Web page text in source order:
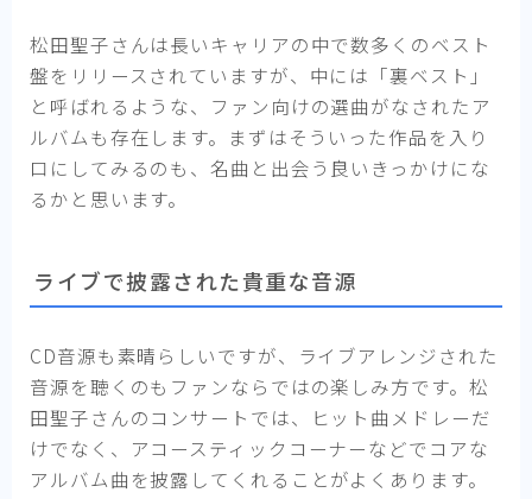
松田聖子さんは長いキャリアの中で数多くのベスト
盤をリリースされていますが、中には「裏ベスト」
と呼ばれるような、ファン向けの選曲がなされたア
ルバムも存在します。まずはそういった作品を入り
口にしてみるのも、名曲と出会う良いきっかけにな
るかと思います。
ライブで披露された貴重な音源
CD音源も素晴らしいですが、ライブアレンジされた
音源を聴くのもファンならではの楽しみ方です。松
田聖子さんのコンサートでは、ヒット曲メドレーだ
けでなく、アコースティックコーナーなどでコアな
アルバム曲を披露してくれることがよくあります。